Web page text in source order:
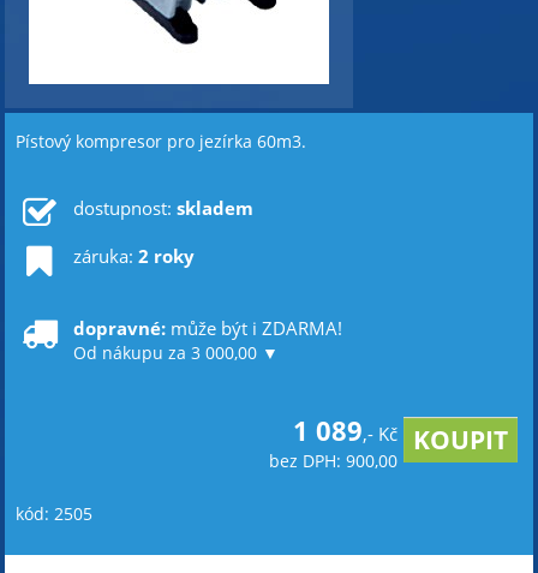
Pístový kompresor pro jezírka 60m3.
dostupnost: skladem
záruka: 2 roky
dopravné: může být i ZDARMA!
Od nákupu za 3 000,00 ▼
1 089,- Kč
bez DPH: 900,00
kód: 2505